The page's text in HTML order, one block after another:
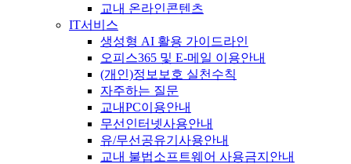
교내 온라인콘텐츠
IT서비스
생성형 AI 활용 가이드라인
오피스365 및 E-메일 이용안내
(개인)정보보호 실천수칙
자주하는 질문
교내PC이용안내
무선인터넷사용안내
유/무선공유기사용안내
교내 불법소프트웨어 사용금지안내